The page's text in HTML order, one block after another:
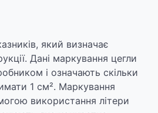
який визначає
Дані маркування цегли
і означають скільки
1 см². Маркування
використання літери